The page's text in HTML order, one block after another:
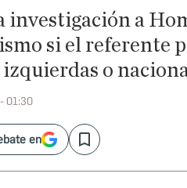
a
si el referente
o
01:30
en Save